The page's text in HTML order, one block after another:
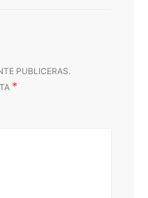
PUBLICERAS.
*